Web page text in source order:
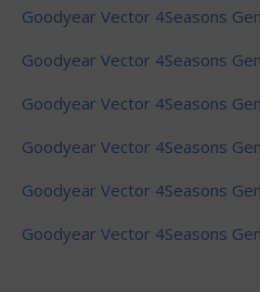
Goodyear Vector 4Seasons
Goodyear Vector 4Seasons
Goodyear Vector 4Seasons
Goodyear Vector 4Seasons
Goodyear Vector 4Seasons
Goodyear Vector 4Seasons